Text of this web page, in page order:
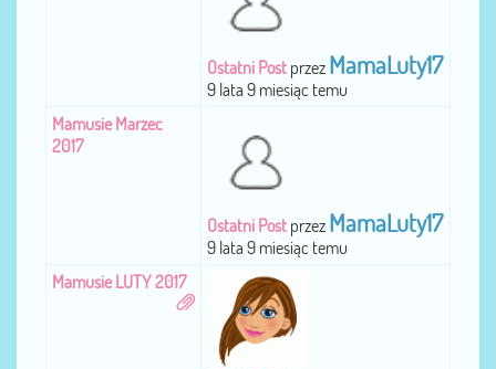
Ostatni Post przez MamaLuty17
9 lata 9 miesiąc temu
Mamusie Marzec
2017
Ostatni Post przez MamaLuty17
9 lata 9 miesiąc temu
Mamusie LUTY 2017